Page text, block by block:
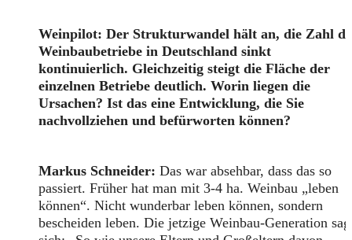
Weinpilot: Der Strukturwandel hält an, die Zahl
Weinbaubetriebe in Deutschland sinkt
kontinuierlich. Gleichzeitig steigt die Fläche der
einzelnen Betriebe deutlich. Worin liegen die
Ursachen? Ist das eine Entwicklung, die Sie
nachvollziehen und befürworten können?
Markus Schneider: Das war absehbar, dass das so
passiert. Früher hat man mit 3-4 ha. Weinbau „leben
können“. Nicht wunderbar leben können, sondern
bescheiden leben. Die jetzige Weinbau-Generation